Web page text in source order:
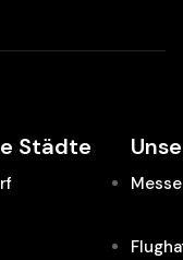
Städte